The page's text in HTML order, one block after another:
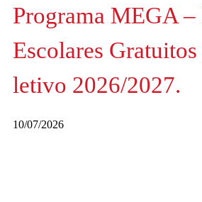
Programa MEGA –
Escolares
letivo 2026/2027.
10/07/2026